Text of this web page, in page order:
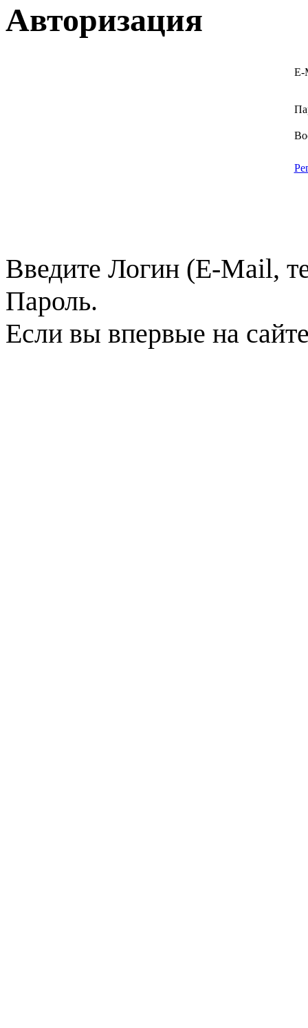
Авторизация
E-
Введите Логин (E-Mail,
Пароль.
Если вы впервые на